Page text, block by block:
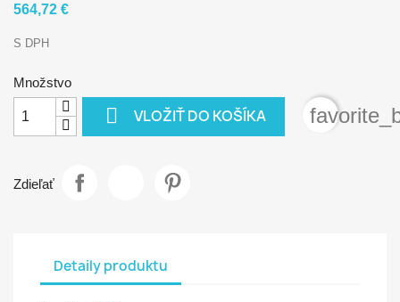
564,72 €
S DPH
Množstvo
 VLOŽIŤ DO KOŠÍKA
Zdieľať
Detaily produktu